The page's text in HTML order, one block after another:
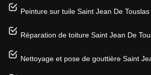
Peinture sur tuile Saint Jean De Touslas
Réparation de toiture Saint Jean De
Nettoyage et pose de gouttière Saint